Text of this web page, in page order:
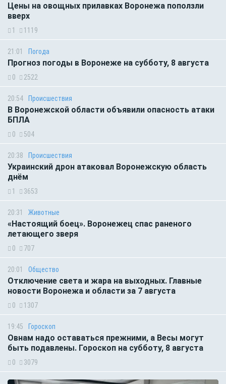
Цены на овощных прилавках Воронежа поползли
вверх
1 1119
21:01 Погода
Прогноз погоды в Воронеже на субботу, 8 августа
0 2522
20:54 Происшествия
В Воронежской области объявили опасность атаки
БПЛА
0 504
20:38 Происшествия
Украинский дрон атаковал Воронежскую область
днём
1 3653
20:31 Животные
«Настоящий боец». Воронежец спас раненого
летающего зверя
0 707
20:01 Общество
Отключение света и жара на выходных. Главные
новости Воронежа и области за 7 августа
0 1307
19:45 Гороскоп
Овнам надо оставаться прежними, а Весы могут
быть подавлены. Гороскоп на субботу, 8 августа
0 3079